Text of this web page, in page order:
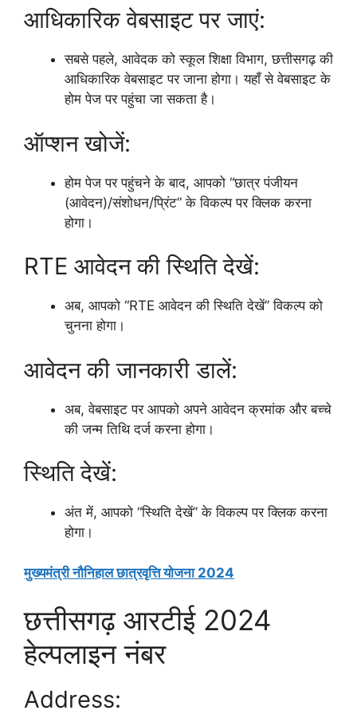
आधिकारिक वेबसाइट पर जाएं:
सबसे पहले, आवेदक को स्कूल शिक्षा विभाग, छत्तीसगढ़ की
आधिकारिक वेबसाइट पर जाना होगा। यहाँ से वेबसाइट के
होम पेज पर पहुंचा जा सकता है।
ऑप्शन खोजें:
होम पेज पर पहुंचने के बाद, आपको “छात्र पंजीयन
(आवेदन)/संशोधन/प्रिंट” के विकल्प पर क्लिक करना
होगा।
RTE आवेदन की स्थिति देखें:
अब, आपको “RTE आवेदन की स्थिति देखें” विकल्प को
चुनना होगा।
आवेदन की जानकारी डालें:
अब, वेबसाइट पर आपको अपने आवेदन क्रमांक और बच्चे
की जन्म तिथि दर्ज करना होगा।
स्थिति देखें:
अंत में, आपको “स्थिति देखें” के विकल्प पर क्लिक करना
होगा।
मुख्यमंत्री नौनिहाल छात्रवृत्ति योजना 2024
छत्तीसगढ़ आरटीई 2024
हेल्पलाइन नंबर
Address: